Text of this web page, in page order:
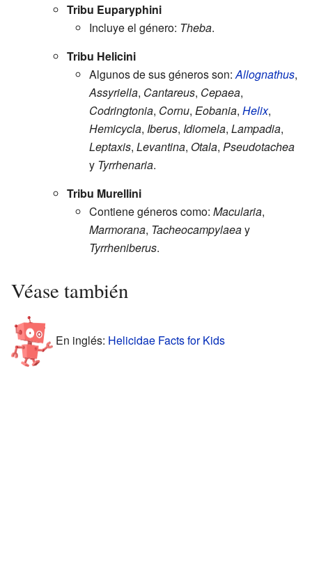
Tribu Euparyphini
Incluye el género: Theba.
Tribu Helicini
Algunos de sus géneros son:Allognathus,
Assyriella, Cantareus, Cepaea,
Codringtonia, Cornu, Eobania, Helix,
Hemicycla, Iberus, Idiomela, Lampadia,
Leptaxis, Levantina, Otala, Pseudotachea
y Tyrrhenaria.
Tribu Murellini
Contiene géneros como: Macularia,
Marmorana, Tacheocampylaeay
Tyrrheniberus.
Véase también
En inglés: Helicidae Facts for Kids